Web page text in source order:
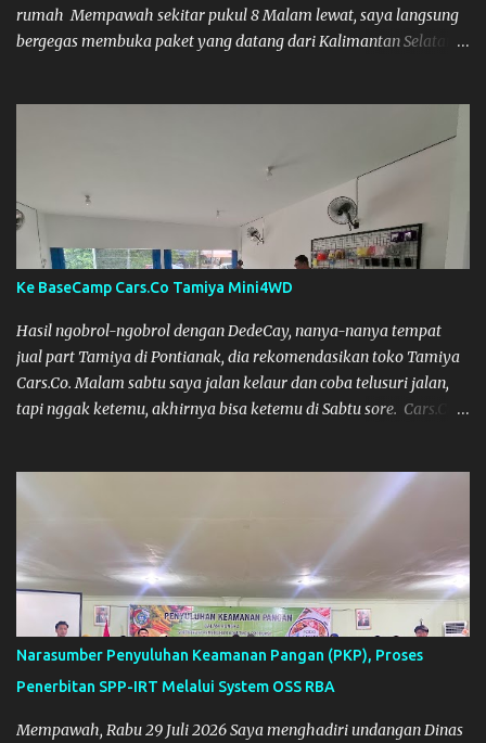
rumah Mempawah sekitar pukul 8 Malam lewat, saya langsung
bergegas membuka paket yang datang dari Kalimantan Selatan.
Ke BaseCamp Cars.Co Tamiya Mini4WD
Hasil ngobrol-ngobrol dengan DedeCay, nanya-nanya tempat
jual part Tamiya di Pontianak, dia rekomendasikan toko Tamiya
Cars.Co. Malam sabtu saya jalan kelaur dan coba telusuri jalan,
tapi nggak ketemu, akhirnya bisa ketemu di Sabtu sore. Cars.Co
Narasumber Penyuluhan Keamanan Pangan (PKP), Proses
Penerbitan SPP-IRT Melalui System OSS RBA
Mempawah, Rabu 29 Juli 2026 Saya menghadiri undangan Dinas